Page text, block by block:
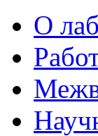
О